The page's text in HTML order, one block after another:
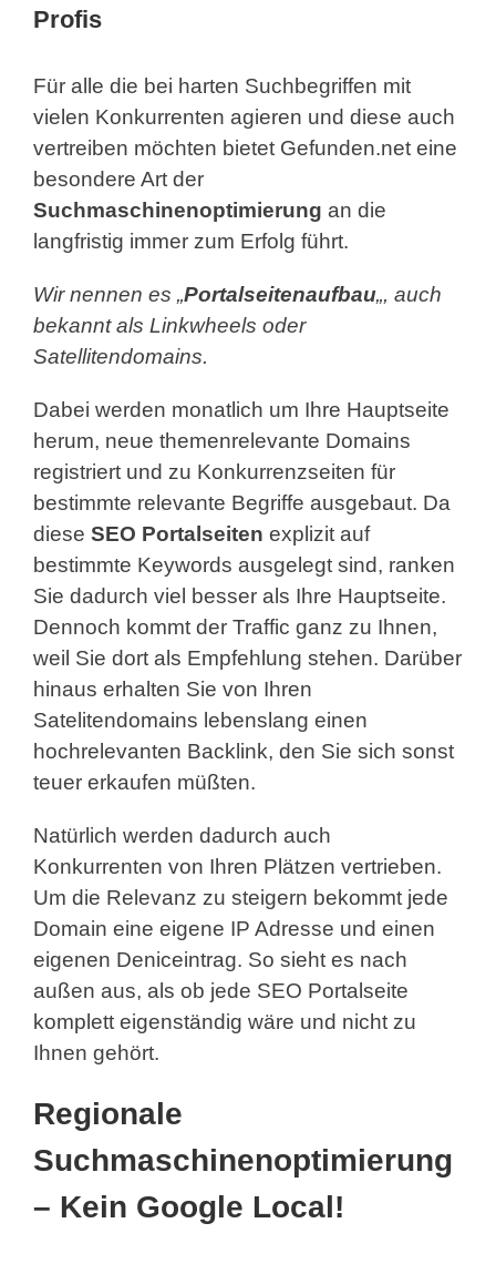
Profis
Für alle die bei harten Suchbegriffen mit
vielen Konkurrenten agieren und diese auch
vertreiben möchten bietet Gefunden.net eine
besondere Art der
Suchmaschinenoptimierung an die
langfristig immer zum Erfolg führt.
Wir nennen es „Portalseitenaufbau„, auch
bekannt als Linkwheels oder
Satellitendomains.
Dabei werden monatlich um Ihre Hauptseite
herum, neue themenrelevante Domains
registriert und zu Konkurrenzseiten für
bestimmte relevante Begriffe ausgebaut. Da
diese SEO Portalseiten explizit auf
bestimmte Keywords ausgelegt sind, ranken
Sie dadurch viel besser als Ihre Hauptseite.
Dennoch kommt der Traffic ganz zu Ihnen,
weil Sie dort als Empfehlung stehen. Darüber
hinaus erhalten Sie von Ihren
Satelitendomains lebenslang einen
hochrelevanten Backlink, den Sie sich sonst
teuer erkaufen müßten.
Natürlich werden dadurch auch
Konkurrenten von Ihren Plätzen vertrieben.
Um die Relevanz zu steigern bekommt jede
Domain eine eigene IP Adresse und einen
eigenen Deniceintrag. So sieht es nach
außen aus, als ob jede SEO Portalseite
komplett eigenständig wäre und nicht zu
Ihnen gehört.
Regionale
Suchmaschinenoptimierung
– Kein Google Local!